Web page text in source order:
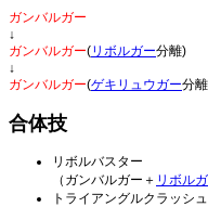
ガンバルガー
↓
ガンバルガー(リボルガー分離)
↓
ガンバルガー(ゲキリュウガー分
合体技
リボルバスター
（ガンバルガー＋ リボル
トライアングルクラッシュ